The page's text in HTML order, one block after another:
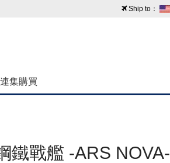
Ship to：
澳門
連集購買
鐵戰艦 -ARS NOVA-